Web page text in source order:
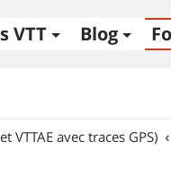
VTT Blog
VTTAE avec traces GPS)